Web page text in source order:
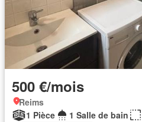
500 €/mois
Reims
1 Pièce
1 Salle de bain